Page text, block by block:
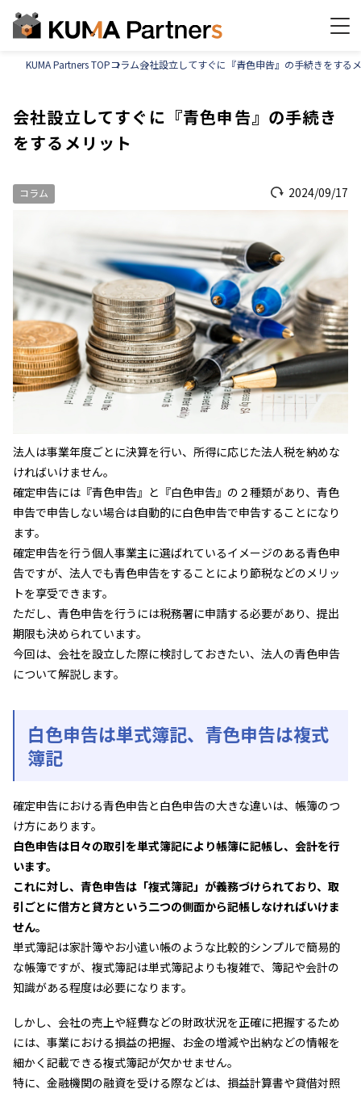
KUMA Partners TOPコラム会社設立してすぐに『青色申告』の手続きをする
会社設立してすぐに『青色申告』の手続き
をするメリット
コラム 2024/09/17
法人は事業年度ごとに決算を行い、所得に応じた法人税を納めな
ければいけません。
確定申告には『青色申告』と『白色申告』の２種類があり、青色
申告で申告しない場合は自動的に白色申告で申告することになり
ます。
確定申告を行う個人事業主に選ばれているイメージのある青色申
告ですが、法人でも青色申告をすることにより節税などのメリッ
トを享受できます。
ただし、青色申告を行うには税務署に申請する必要があり、提出
期限も決められています。
今回は、会社を設立した際に検討しておきたい、法人の青色申告
について解説します。
白色申告は単式簿記、青色申告は複式
簿記
確定申告における青色申告と白色申告の大きな違いは、帳簿のつ
け方にあります。
白色申告は日々の取引を単式簿記により帳簿に記帳し、会計を行
います。
これに対し、青色申告は「複式簿記」が義務づけられており、取
引ごとに借方と貸方という二つの側面から記帳しなければいけま
せん。
単式簿記は家計簿やお小遣い帳のような比較的シンプルで簡易的
な帳簿ですが、複式簿記は単式簿記よりも複雑で、簿記や会計の
知識がある程度は必要になります。
しかし、会社の売上や経費などの財政状況を正確に把握するため
には、事業における損益の把握、お金の増減や出納などの情報を
細かく記載できる複式簿記が欠かせません。
特に、金融機関の融資を受ける際などは、損益計算書や貸借対照